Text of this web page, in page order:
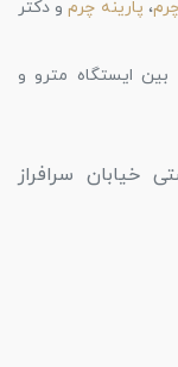
، پارینه چرمو دکتر
بین ایستگاه مترو و
خیابان سرافراز